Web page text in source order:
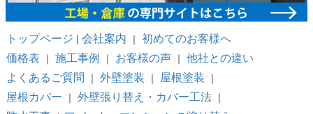
トップページ | 会社案内 ｜ 初めてのお客様へ
価格表 ｜ 施工事例 ｜ お客様の声｜ 他社との違い
よくあるご質問 ｜ 外壁塗装 ｜ 屋根塗装 ｜
屋根カバー ｜ 外壁張り替え・カバー工法｜